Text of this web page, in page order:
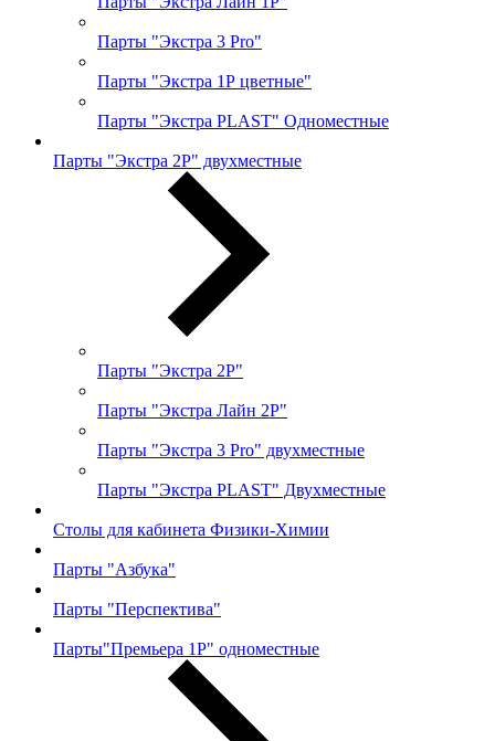
Парты "Экстра 3 Pro"
Парты "Экстра 1Р цветные"
Парты "Экстра PLAST" Одноместные
Парты "Экстра 2Р" двухместные
Парты "Экстра 2Р"
Парты "Экстра Лайн 2Р"
Парты "Экстра 3 Pro" двухместные
Парты "Экстра PLAST" Двухместные
Столы для кабинета Физики-Химии
Парты "Азбука"
Парты "Перспектива"
Парты"Премьера 1Р" одноместные